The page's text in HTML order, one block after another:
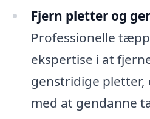
Fjern pletter og
Professionelle
ekspertise i at
genstridige
med at gendanne